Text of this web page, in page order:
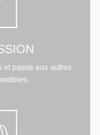
et passe aux autres